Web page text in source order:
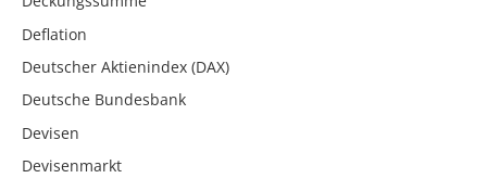
Deflation
Deutscher Aktienindex (DAX)
Deutsche Bundesbank
Devisen
Devisenmarkt